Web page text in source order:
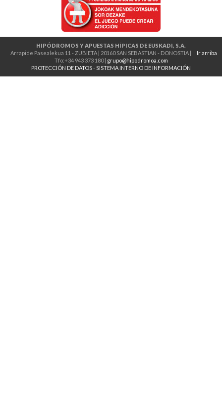
HIPÓDROMOS Y APUESTAS HÍPICAS DE EUSKADI, S.A.
Ir arriba
Arrapide Pasealekua 11 - ZUBIETA | 20160 SAN SEBASTIAN - DONOSTIA |
Tfo:+34 943 373 180 | grupo@hipodromoa.com
PROTECCIÓN DE DATOS-SISTEMA INTERNO DE INFORMACIÓN